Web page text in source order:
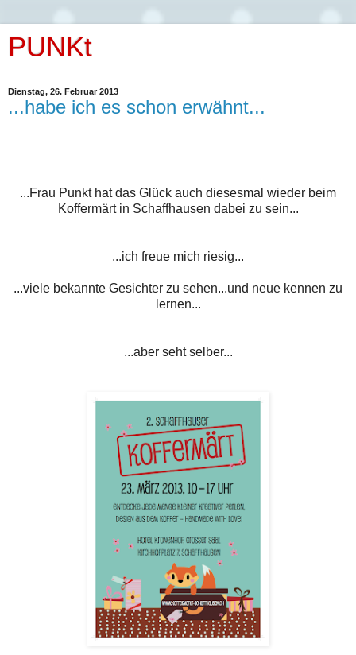
PUNKt
Dienstag, 26. Februar 2013
...habe ich es schon erwähnt...
...Frau Punkt hat das Glück auch diesesmal wieder beim
Koffermärt in Schaffhausen dabei zu sein...
...ich freue mich riesig...
...viele bekannte Gesichter zu sehen...und neue kennen zu
lernen...
...aber seht selber...